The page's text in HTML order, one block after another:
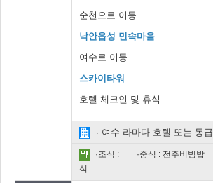
순천으로 이동
낙안읍성 민속마을
여수로 이동
스카이타워
호텔 체크인 및 휴식
· 여수 라마다 호텔 또는 동급
·조식 : ·중식 : 전주비빔밥
식